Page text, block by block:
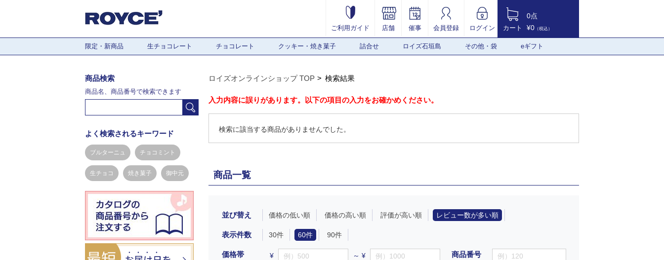
ご利用ガイド 店舗 催事 会員登録 ログイン カート
0点
¥0 （税込）
限定・新商品 生チョコレート チョコレート クッキー・焼き菓子 詰合せ ロイズ石垣島 その他・袋 eギフト
ロイズオンラインショップ TOP 検索結果
入力内容に誤りがあります。以下の項目の入力をお確かめください。
検索に該当する商品がありませんでした。
商品一覧
並び替え 価格の低い順 価格の高い順 評価が高い順 レビュー数が多い順
表示件数 30件 60件 90件
価格帯 ¥ ～ ¥ 商品番号
商品検索
商品名、商品番号で検索できます
よく検索されるキーワード
ブルターニュ チョコミント
生チョコ 焼き菓子 御中元